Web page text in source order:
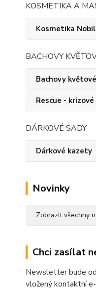
KOSMETIKA A
Kosmetika
BACHOVY
Bachovy
Rescue -
DÁRKOVÉ SADY
Dárkové kazety
Novinky
Zobrazit všechny
Chci zasílat
Newsletter bude
vložený kontaktní